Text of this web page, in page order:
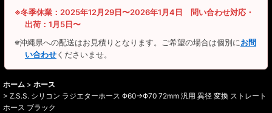
※冬季休業：2025年12月29日〜2026年1月4日 問い合わせ対応・
出荷：1月5日〜
※沖縄県への配送はお見積りとなります。ご希望の場合は個別にお問
い合わせくださいませ。
ホーム > ホース
> Z.S.S. シリコン ラジエターホース Φ60→Φ70 72mm 汎用 異径 変換 ストレート
ホース ブラック